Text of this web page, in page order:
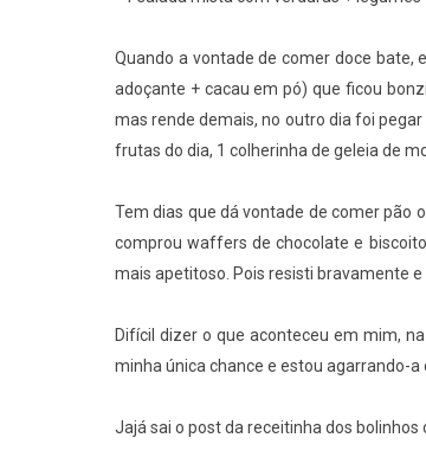
Quando a vontade de comer doce bate,
adoçante + cacau em pó) que ficou
mas rende demais, no outro dia foi
frutas do dia, 1 colherinha de geleia de
Tem dias que dá vontade de comer pão
comprou waffers de chocolate e
mais apetitoso. Pois resisti bravamente e
Difícil dizer o que aconteceu em mim,
minha única chance e estou agarrando-a
Jajá sai o post da receitinha dos bolinhos